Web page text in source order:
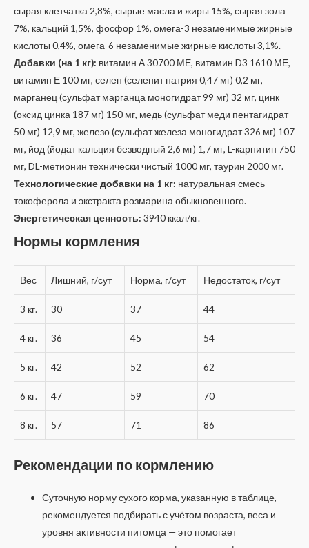
сырая клетчатка 2,8%, сырые масла и жиры 15%, сырая зола
7%, кальций 1,5%, фосфор 1%, омега-3 незаменимые жирные
кислоты 0,4%, омега-6 незаменимые жирные кислоты 3,1%.
Добавки (на 1 кг): витамин А 30700 МЕ, витамин D3 1610 МЕ,
витамин Е 100 мг, селен (селенит натрия 0,47 мг) 0,2 мг,
марганец (сульфат марганца моногидрат 99 мг) 32 мг, цинк
(оксид цинка 187 мг) 150 мг, медь (сульфат меди пентагидрат
50 мг) 12,9 мг, железо (сульфат железа моногидрат 326 мг) 107
мг, йод (йодат кальция безводный 2,6 мг) 1,7 мг, L-карнитин 750
мг, DL-метионин технически чистый 1000 мг, таурин 2000 мг.
Технологические добавки на 1 кг: натуральная смесь
токоферола и экстракта розмарина обыкновенного.
Энергетическая ценность: 3940 ккал/кг.
Нормы кормления
Вес Лишний, г/сут Норма, г/сут Недостаток, г/сут
3 кг. 30 37 44
4 кг. 36 45 54
5 кг. 42 52 62
6 кг. 47 59 70
8 кг. 57 71 86
Рекомендации по кормлению
Суточную норму сухого корма, указанную в таблице,
рекомендуется подбирать с учётом возраста, веса и
уровня активности питомца — это помогает